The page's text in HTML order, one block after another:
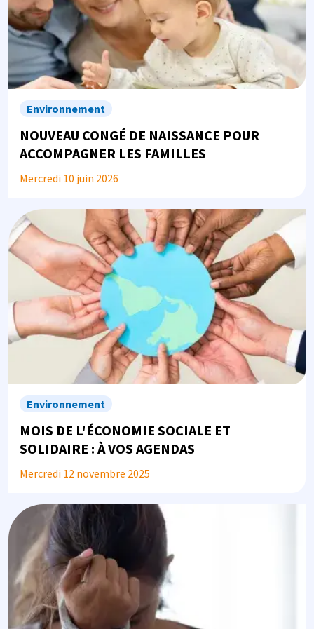
Environnement
NOUVEAU CONGÉ DE NAISSANCE POUR
ACCOMPAGNER LES FAMILLES
Mercredi 10 juin 2026
Image
Environnement
MOIS DE L'ÉCONOMIE SOCIALE ET
SOLIDAIRE : À VOS AGENDAS
Mercredi 12 novembre 2025
Image